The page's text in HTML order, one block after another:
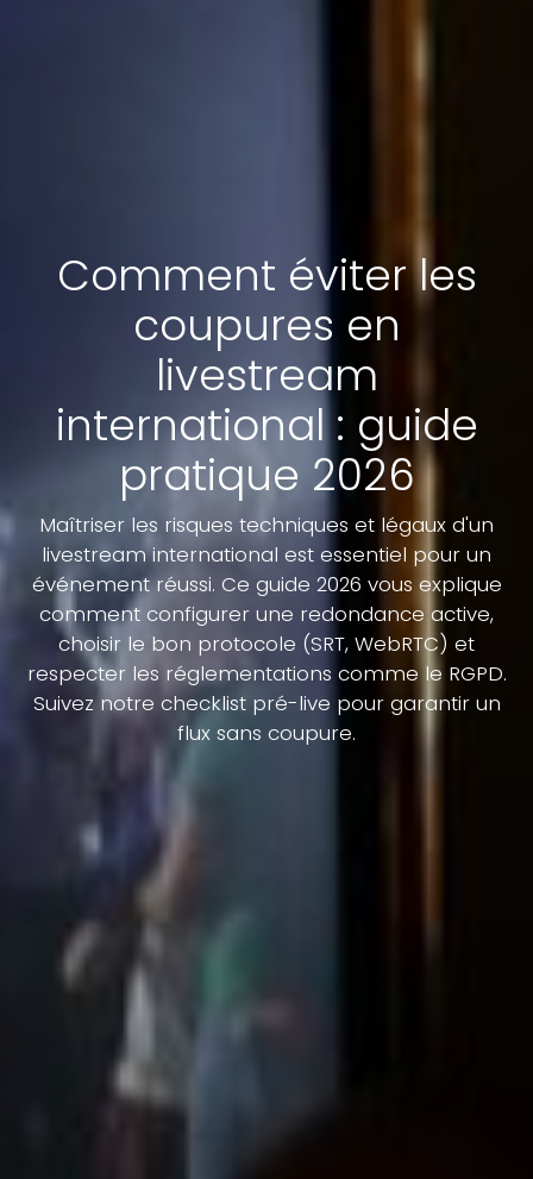
Comment éviter les
coupures en
livestream
international : guide
pratique 2026
Maîtriser les risques techniques et légaux d'un
livestream international est essentiel pour un
événement réussi. Ce guide 2026 vous explique
comment configurer une redondance active,
choisir le bon protocole (SRT, WebRTC) et
respecter les réglementations comme le RGPD.
Suivez notre checklist pré-live pour garantir un
flux sans coupure.